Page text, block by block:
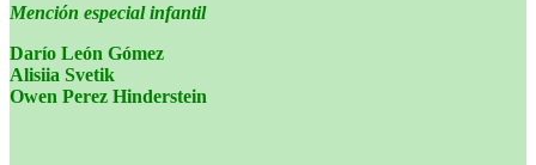
Mención especial infantil
Darío León Gómez
Alisiia Svetik
Owen Perez Hinderstein